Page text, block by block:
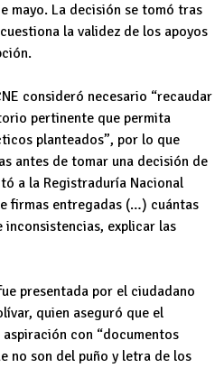
mayo. La decisión se tomó tras
la validez de los apoyos
consideró necesario “recaudar
pertinente que permita
planteados”, por lo que
antes de tomar una decisión de
a la Registraduría Nacional
firmas entregadas (…) cuántas
inconsistencias, explicar las
presentada por el ciudadano
quien aseguró que el
con “documentos
no son del puño y letra de los